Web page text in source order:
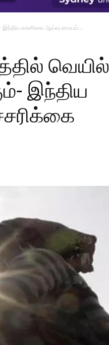
இந்திய வானிலை ஆய்வு மையம்...
வெயில்
இந்திய